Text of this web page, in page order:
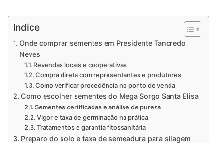
Indice
Onde comprar sementes em Presidente Tancredo
Neves
Revendas locais e cooperativas
Compra direta com representantes e produtores
Como verificar procedência no ponto de venda
Como escolher sementes do Mega Sorgo Santa Elisa
Sementes certificadas e análise de pureza
Vigor e taxa de germinação na prática
Tratamentos e garantia fitossanitária
Preparo do solo e taxa de semeadura para silagem